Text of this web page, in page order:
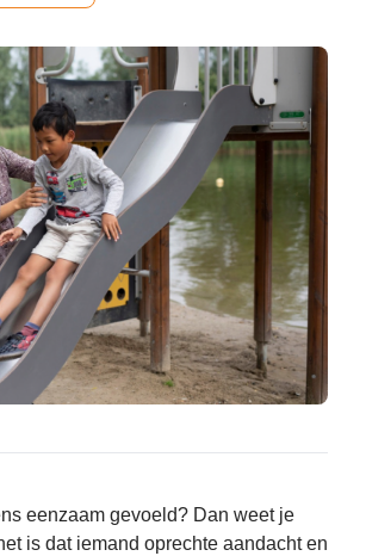
eenzaam gevoeld? Dan weet je
is dat iemand oprechte aandacht en